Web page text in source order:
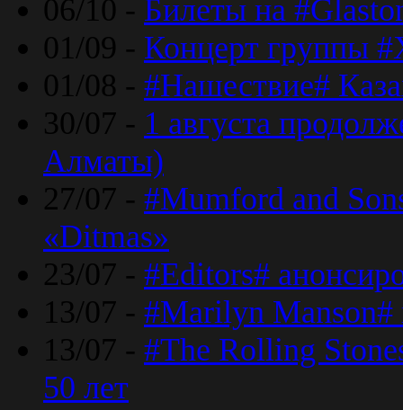
06/10 - Билеты на
01/09 - Концерт группы
01/08 - #Нашествие#
30/07 - 1 августа
Алматы)
27/07 - #Mumford and
«Ditmas»
23/07 - #Editors#
13/07 - #Marilyn Manson#
13/07 - #The Rolling
50 лет